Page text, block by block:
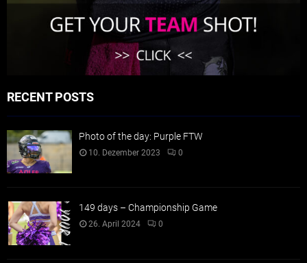
RECENT POSTS
Photo of the day: Purple FTW
10. Dezember 2023 0
149 days – Championship Game
26. April 2024 0